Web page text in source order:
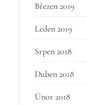
Březen 2019
Leden 2019
Srpen 2018
Duben 2018
Únor 2018